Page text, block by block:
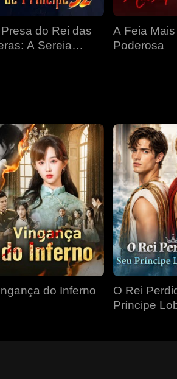
do Rei das
A Sereia
A Feia Mais
Poderosa
do Inferno
O Rei
Príncipe